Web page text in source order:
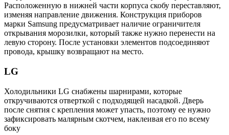
Расположенную в нижней части корпуса скобу переставляют,
изменяя направление движения. Конструкция приборов
марки Samsung предусматривает наличие ограничителя
открывания морозилки, который также нужно перенести на
левую сторону. После установки элементов подсоединяют
провода, крышку возвращают на место.
LG
Холодильники LG снабжены шарнирами, которые
откручиваются отверткой с подходящей насадкой. Дверь
после снятия с крепления может упасть, поэтому ее нужно
зафиксировать малярным скотчем, наклеивая его по всему
боку